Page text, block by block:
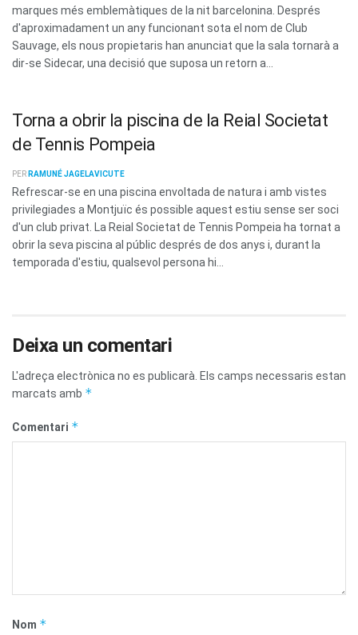
marques més emblemàtiques de la nit barcelonina. Després
d'aproximadament un any funcionant sota el nom de Club
Sauvage, els nous propietaris han anunciat que la sala tornarà a
dir-se Sidecar, una decisió que suposa un retorn a...
Torna a obrir la piscina de la Reial Societat
de Tennis Pompeia
PER RAMUNÉ JAGELAVICUTE
Refrescar-se en una piscina envoltada de natura i amb vistes
privilegiades a Montjuïc és possible aquest estiu sense ser soci
d'un club privat. La Reial Societat de Tennis Pompeia ha tornat a
obrir la seva piscina al públic després de dos anys i, durant la
temporada d'estiu, qualsevol persona hi...
Deixa un comentari
L'adreça electrònica no es publicarà. Els camps necessaris estan
marcats amb *
Comentari *
Nom *